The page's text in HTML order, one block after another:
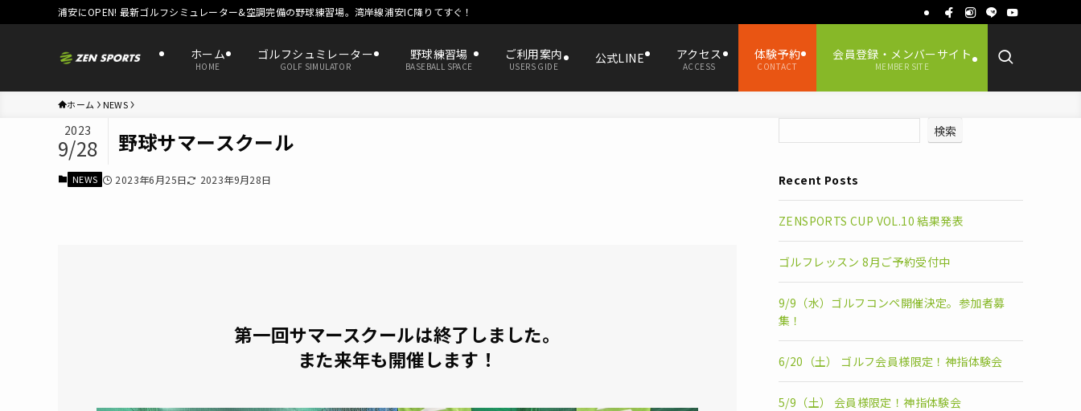
浦安にOPEN! 最新ゴルフシミュレーター&空調完備の野球練習場。湾岸線浦安IC降りてすぐ！
ホーム
HOME
ゴルフシュミレーター
GOLF SIMULATOR
野球練習場
BASEBALL SPACE
ご利用案内
USERS GIDE
公式LINE アクセス
ACCESS
体験予約
CONTACT
会員登録・メンバーサイト
MEMBER SITE
ホーム NEWS
野球サマースクール
2023
9/28
NEWS 2023年6月25日 2023年9月28日
第一回サマースクールは終了しました。
また来年も開催します！
検索
Recent Posts
ZENSPORTS CUP VOL.10 結果発表
ゴルフレッスン 8月ご予約受付中
9/9（水）ゴルフコンペ開催決定。参加者募
集！
6/20（土） ゴルフ会員様限定！神指体験会
5/9（土） 会員様限定！神指体験会